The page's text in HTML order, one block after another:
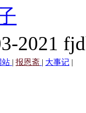
2021
站 | 报恩斋 | 大事记 |